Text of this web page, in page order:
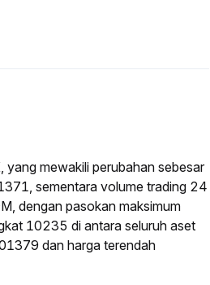
mewakili perubahan sebesar
sementara volume trading 24
dengan pasokan maksimum
10235 di antara seluruh aset
dan harga terendah